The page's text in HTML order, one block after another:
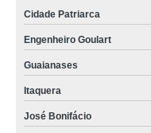
Cidade Patriarca
Engenheiro Goulart
Guaianases
Itaquera
José Bonifácio